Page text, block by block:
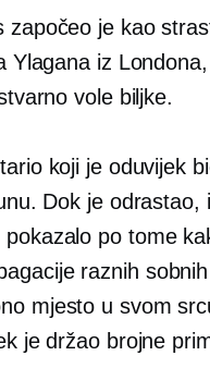
započeo je kao
Ylagana iz
vole biljke.
koji je oduvijek
Dok je odrastao,
po tome
raznih
mjesto u svom
je držao brojne